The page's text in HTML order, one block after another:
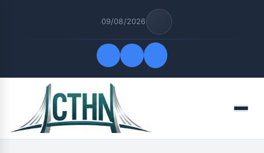
09/08/2026
Quick Links
FOLLOW US
Menu